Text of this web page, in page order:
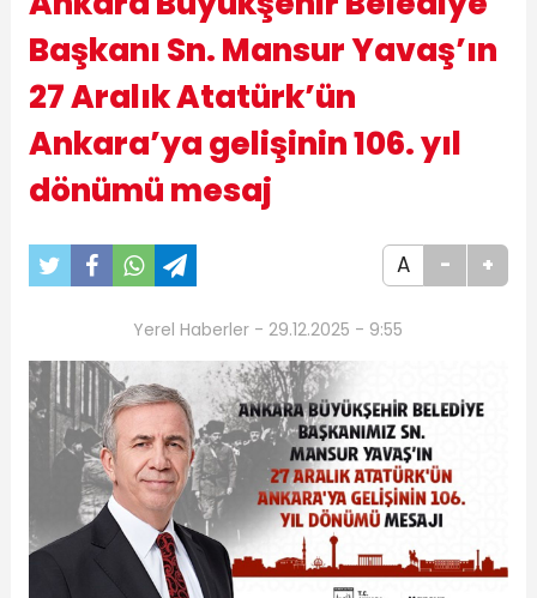
Başkanı Sn. Mansur Yavaş’ın
27 Aralık Atatürk’ün
Ankara’ya gelişinin 106. yıl
dönümü mesaj
A - +
Yerel Haberler - 29.12.2025 - 9:55